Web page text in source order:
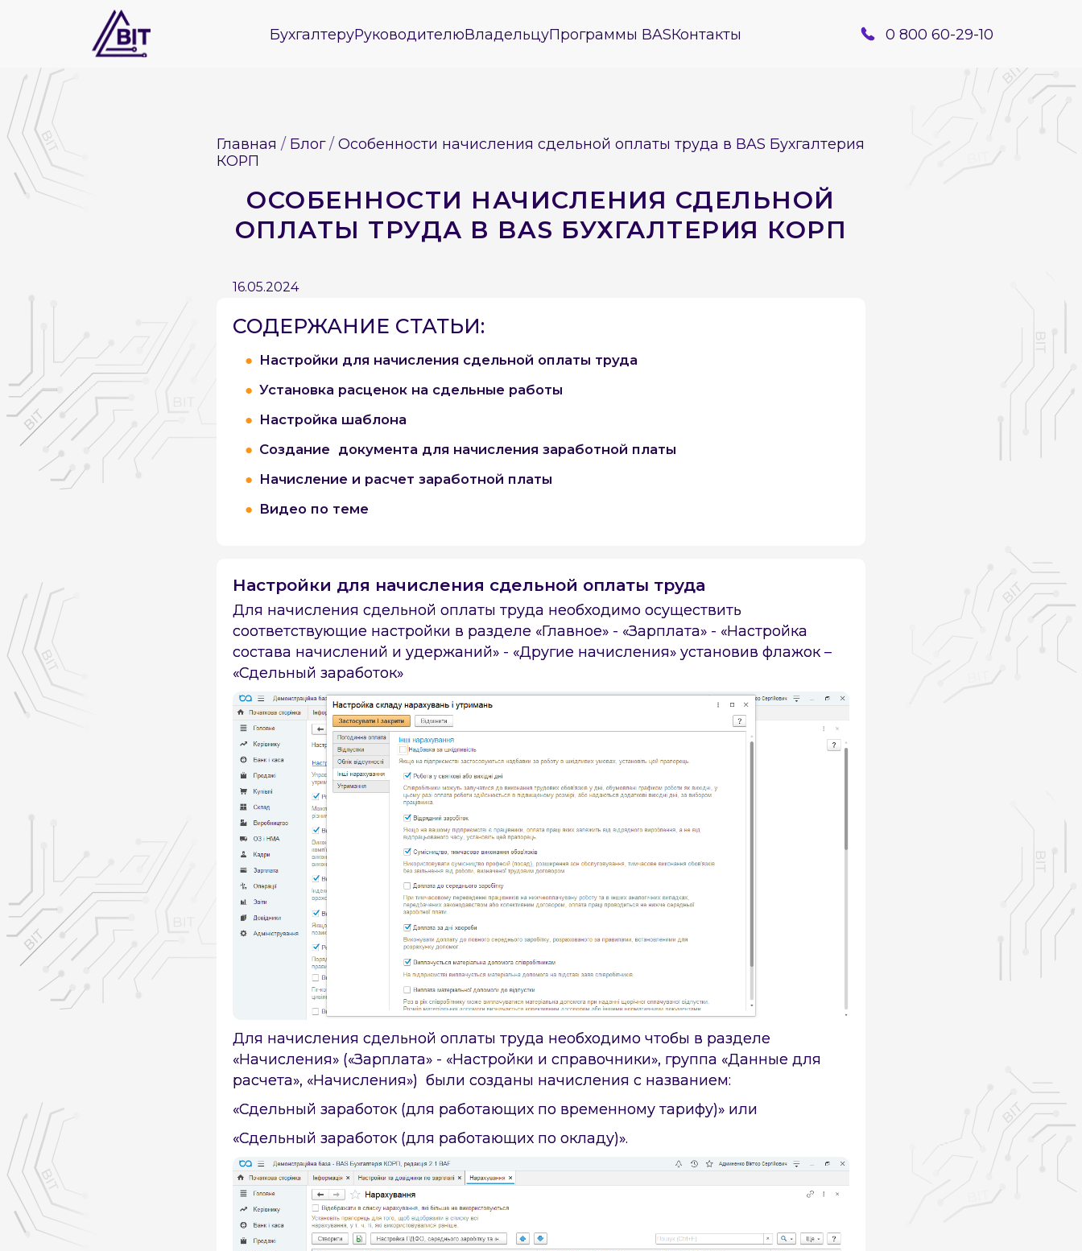
БухгалтеруРуководителюВладельцуПрограммы BASКонтакты 0 800 60-29-10
Главная Блог
Особенности начисления сдельной оплаты труда в BAS Бухгалтерия
КОРП
ОСОБЕННОСТИ НАЧИСЛЕНИЯ СДЕЛЬНОЙ
ОПЛАТЫ ТРУДА В BAS БУХГАЛТЕРИЯ КОРП
16.05.2024
СОДЕРЖАНИЕ СТАТЬИ:
Настройки для начисления сдельной оплаты труда
Установка расценок на сдельные работы
Настройка шаблона
Создание документа для начисления заработной платы
Начисление и расчет заработной платы
Видео по теме
Настройки для начисления сдельной оплаты труда
Для начисления сдельной оплаты труда необходимо осуществить
соответствующие настройки в разделе «Главное» - «Зарплата» - «Настройка
состава начислений и удержаний» - «Другие начисления» установив флажок –
«Сдельный заработок»
Для начисления сдельной оплаты труда необходимо чтобы в разделе
«Начисления» («Зарплата» - «Настройки и справочники», группа «Данные для
расчета», «Начисления») были созданы начисления с названием:
«Сдельный заработок (для работающих по временному тарифу)» или
«Сдельный заработок (для работающих по окладу)».